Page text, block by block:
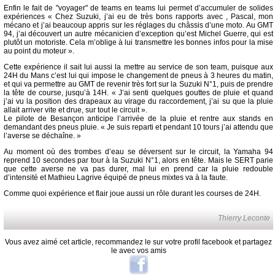
Enfin le fait de "voyager" de teams en teams lui permet d’accumuler de solides
expériences « Chez Suzuki, j’ai eu de très bons rapports avec , Pascal, mon
mécano et j’ai beaucoup appris sur les réglages du châssis d’une moto. Au GMT
94, j’ai découvert un autre mécanicien d’exception qu’est Michel Guerre, qui est
plutôt un motoriste. Cela m’oblige à lui transmettre les bonnes infos pour la mise
au point du moteur ».
Cette expérience il sait lui aussi la mettre au service de son team, puisque aux
24H du Mans c’est lui qui impose le changement de pneus à 3 heures du matin,
et qui va permettre au GMT de revenir très fort sur la Suzuki N°1, puis de prendre
la tête de course, jusqu’à 14H. « J’ai senti quelques gouttes de pluie et quand
j’ai vu la position des drapeaux au virage du raccordement, j’ai su que la pluie
allait arriver vite et drue, sur tout le circuit ».
Le pilote de Besançon anticipe l’arrivée de la pluie et rentre aux stands en
demandant des pneus pluie. « Je suis reparti et pendant 10 tours j’ai attendu que
l’averse se déchaîne. »
Au moment où des trombes d’eau se déversent sur le circuit, la Yamaha 94
reprend 10 secondes par tour à la Suzuki N°1, alors en tête. Mais le SERT parie
que cette averse ne va pas durer, mal lui en prend car la pluie redouble
d’intensité et Mathieu Lagrive équipé de pneus mixtes va à la faute.
Comme quoi expérience et flair joue aussi un rôle durant les courses de 24H.
Thierry Leconte
Vous avez aimé cet article, recommandez le sur votre profil facebook et partagez
le avec vos amis